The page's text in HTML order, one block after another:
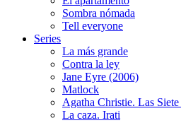
Sombra nómada
Tell everyone
Series
La más grande
Contra la ley
Jane Eyre (2006)
Matlock
Agatha Christie. Las Siete
La caza. Irati